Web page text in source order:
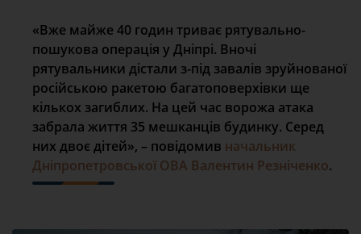
«Вже майже 40 годин триває рятувально-
пошукова операція у Дніпрі. Вночі
рятувальники дістали з-під завалів зруйнованої
російською ракетою багатоповерхівки ще
кількох загиблих. На цей час ворожа атака
забрала життя 35 мешканців будинку. Серед
них двоє дітей», – повідомив начальник
Дніпропетровської ОВА Валентин Резніченко.